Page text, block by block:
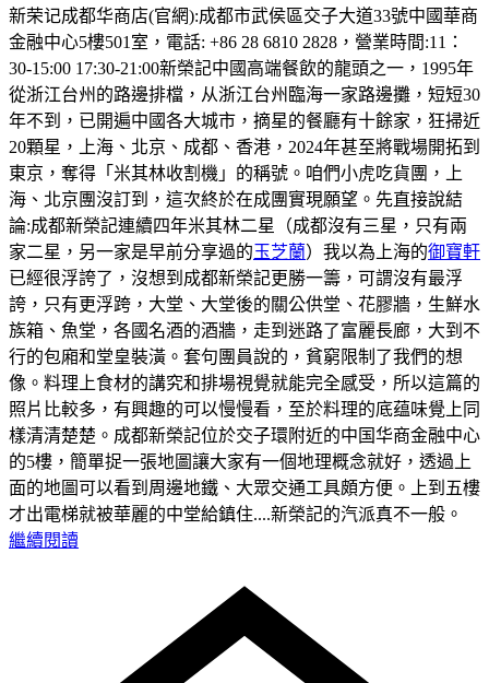
新荣记成都华商店(官網):成都市武侯區交子大道33號中國華商
金融中心5樓501室，電話: +86 28 6810 2828，營業時間:11：
30-15:00 17:30-21:00新榮記中國高端餐飲的龍頭之一，1995年
從浙江台州的路邊排檔，从浙江台州臨海一家路邊攤，短短30
年不到，已開遍中國各大城市，摘星的餐廳有十餘家，狂掃近
20顆星，上海、北京、成都、香港，2024年甚至將戰場開拓到
東京，奪得「米其林收割機」的稱號。咱們小虎吃貨團，上
海、北京團沒訂到，這次終於在成團實現願望。先直接說結
論:成都新榮記連續四年米其林二星（成都沒有三星，只有兩
家二星，另一家是早前分享過的玉芝蘭）我以為上海的御寶軒
已經很浮誇了，沒想到成都新榮記更勝一籌，可謂沒有最浮
誇，只有更浮跨，大堂、大堂後的關公供堂、花膠牆，生鮮水
族箱、魚堂，各國名酒的酒牆，走到迷路了富麗長廊，大到不
行的包廂和堂皇裝潢。套句團員說的，貧窮限制了我們的想
像。料理上食材的講究和排場視覺就能完全感受，所以這篇的
照片比較多，有興趣的可以慢慢看，至於料理的底蕴味覺上同
樣清清楚楚。 成都新榮記位於交子環附近的中国华商金融中心
的5樓，簡單捉一張地圖讓大家有一個地理概念就好，透過上
面的地圖可以看到周邊地鐵、大眾交通工具頗方便。
上到五樓
才出電梯就被華麗的中堂給鎮住....新榮記的汽派真不一般。
繼續閱讀